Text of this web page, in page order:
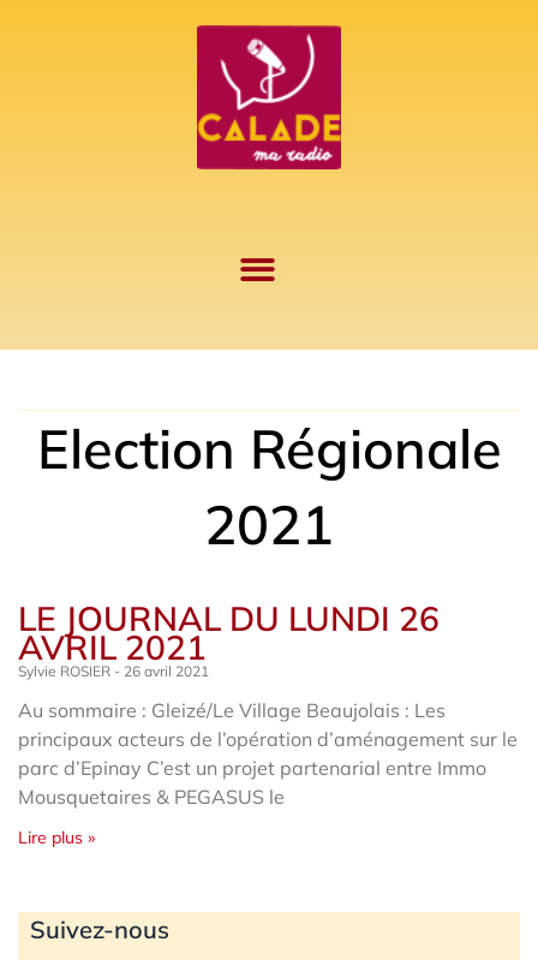
Election Régionale
2021
LE JOURNAL DU LUNDI 26
AVRIL 2021
Sylvie ROSIER 26 avril 2021
Au sommaire : Gleizé/Le Village Beaujolais : Les
principaux acteurs de l’opération d’aménagement sur le
parc d’Epinay C’est un projet partenarial entre Immo
Mousquetaires & PEGASUS le
Lire plus »
Suivez-nous
Archives